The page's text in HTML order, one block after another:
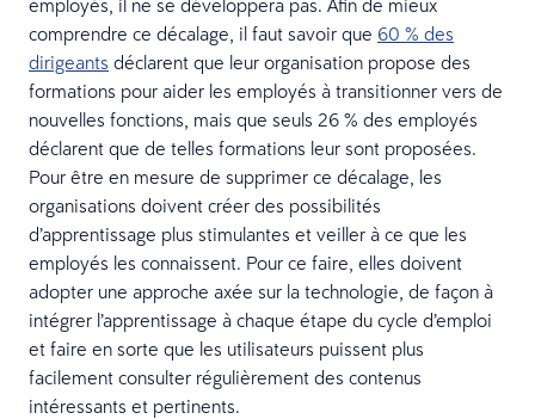
comprendre ce décalage, il faut savoir que 60 % des
dirigeants déclarent que leur organisation propose des
formations pour aider les employés à transitionner vers de
nouvelles fonctions, mais que seuls 26 % des employés
déclarent que de telles formations leur sont proposées.
Pour être en mesure de supprimer ce décalage, les
organisations doivent créer des possibilités
d’apprentissage plus stimulantes et veiller à ce que les
employés les connaissent. Pour ce faire, elles doivent
adopter une approche axée sur la technologie, de façon à
intégrer l’apprentissage à chaque étape du cycle d’emploi
et faire en sorte que les utilisateurs puissent plus
facilement consulter régulièrement des contenus
intéressants et pertinents.